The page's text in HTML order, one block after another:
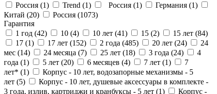
Россия (1) Trend (1) Россия (1) Германия (1)
Китай (20) Россия (1073)
Гарантия
1 год (42) 10 (4) 10 лет (41) 15 (2) 15 лет (84)
17 (1) 17 лет (152) 2 года (485) 20 лет (24)
24
мес (14) 24 месяца (7) 25 лет (18) 3 года (24)
4
года (1) 5 лет (20) 6 месяцев (4) 7 лет (1)
7
лет* (1)
Корпус - 10 лет, водозапорные механизмы - 5
лет (5)
Корпус - 10 лет, душевые аксессуары в комплекте -
3 года, излив, картриджи и кранбуксы - 5 лет (1) Корпус -